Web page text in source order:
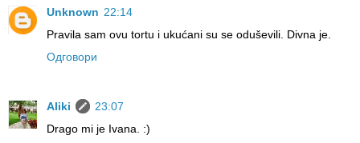
Unknown 22:14
Pravila sam ovu tortu i ukućani su se oduševili. Divna je.
Одговори
Aliki
23:07
Drago mi je Ivana. :)